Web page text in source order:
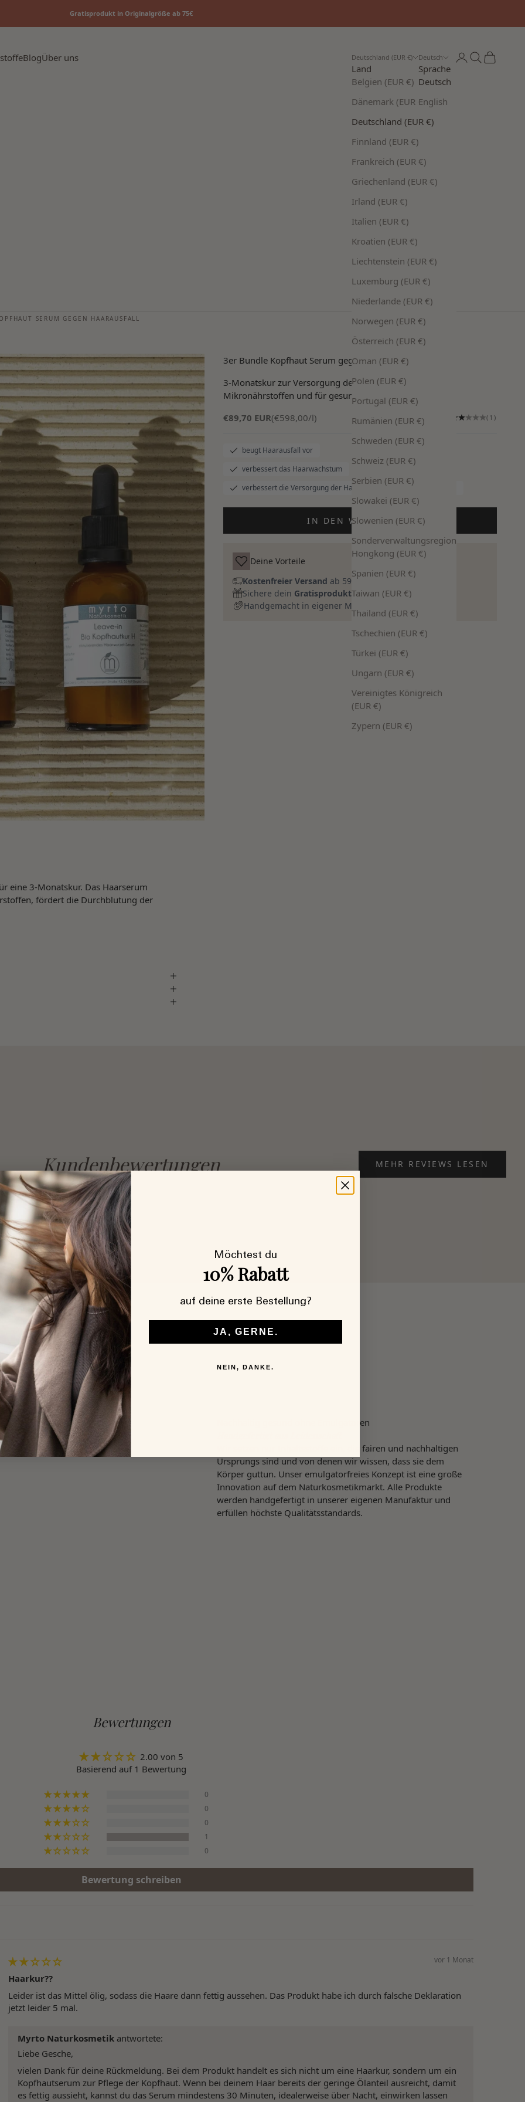
Gratisprodukt in Originalgröße ab 75€
BlogÜber uns Deutschland (EUR €)
Land
Belgien (EUR €)
Dänemark (EUR €)
Deutschland (EUR €)
Finnland (EUR €)
Frankreich (EUR €)
Griechenland (EUR €)
Irland (EUR €)
Italien (EUR €)
Kroatien (EUR €)
Liechtenstein (EUR €)
Luxemburg (EUR €)
Niederlande (EUR €)
Norwegen (EUR €)
Österreich (EUR €)
Oman (EUR €)
Polen (EUR €)
Portugal (EUR €)
Rumänien (EUR €)
Schweden (EUR €)
Schweiz (EUR €)
Serbien (EUR €)
Slowakei (EUR €)
Slowenien (EUR €)
Sonderverwaltungsregion
Hongkong (EUR €)
Spanien (EUR €)
Taiwan (EUR €)
Thailand (EUR €)
Tschechien (EUR €)
Türkei (EUR €)
Ungarn (EUR €)
Vereinigtes Königreich
(EUR €)
Zypern (EUR €)
Deutsch
Sprache
Deutsch
English
Anmelden
Suchen
SERUM GEGEN HAARAUSFALL
3er Bundle Kopfhaut Serum gegen Haarausfall
3-Monatskur zur Versorgung der Haarwurzeln mit
Mikronährstoffen und für gesundes Haarwachstum
Angebot
€89,70 EUR(€598,00/l) (1)
beugt Haarausfall vor
verbessert das Haarwachstum
verbessert die Versorgung der Haarwurzeln mit Mikronährstoffen
IN DEN WARENKORB
Deine Vorteile
Kostenfreier Versand ab 59€ innerhalb Deutschlands
Sichere dein Gratisproduktab 75€ Bestellwert!
Handgemacht in eigener Manufaktur
eine 3-Monatskur. Das Haarserum
fördert die Durchblutung der
Kundenbewertungen MEHR REVIEWS LESEN
Nachhaltig gesund ohne Emulgatoren
Wir setzen nur Inhaltsstoffe ein, die fairen und nachhaltigen
Ursprungs sind und von denen wir wissen, dass sie dem
Körper guttun. Unser emulgatorfreies Konzept ist eine große
Innovation auf dem Naturkosmetikmarkt. Alle Produkte
werden handgefertigt in unserer eigenen Manufaktur und
erfüllen höchste Qualitätsstandards.
Bewertungen
2.00 von 5
Basierend auf 1 Bewertung
0
0
0
1
0
Bewertung schreiben
vor 1 Monat
Haarkur??
Leider ist das Mittel ölig, sodass die Haare dann fettig aussehen. Das Produkt habe ich durch falsche Deklaration
jetzt leider 5 mal.
Myrto Naturkosmetikantwortete:
Liebe Gesche,
vielen Dank für deine Rückmeldung. Bei dem Produkt handelt es sich nicht um eine Haarkur, sondern um ein
Kopfhautserum zur Pflege der Kopfhaut. Wenn bei deinem Haar bereits der geringe Ölanteil ausreicht, damit
es fettig aussieht, kannst du das Serum mindestens 30 Minuten, idealerweise über Nacht, einwirken lassen
Möchtest du
10% Rabatt
auf deine erste Bestellung?
JA, GERNE.
NEIN, DANKE.